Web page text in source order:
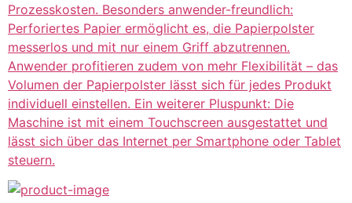
Prozesskosten. Besonders anwender-freundlich:
Perforiertes Papier ermöglicht es, die Papierpolster
messerlos und mit nur einem Griff abzutrennen.
Anwender profitieren zudem von mehr Flexibilität – das
Volumen der Papierpolster lässt sich für jedes Produkt
individuell einstellen. Ein weiterer Pluspunkt: Die
Maschine ist mit einem Touchscreen ausgestattet und
lässt sich über das Internet per Smartphone oder Tablet
steuern.